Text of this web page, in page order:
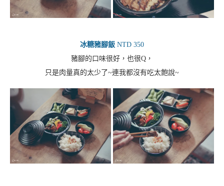
冰糖豬腳飯 NTD 350
豬腳的口味很好，也很Q，
只是肉量真的太少了~連我都沒有吃太飽說~